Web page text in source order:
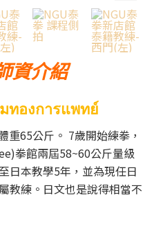
資介紹
ทองการแพทย์
重65公斤。 7歲開始練拳，
拳館兩屆58~60公斤量級
日本教學5年，並為現任日
教練。日文也是說得相當不